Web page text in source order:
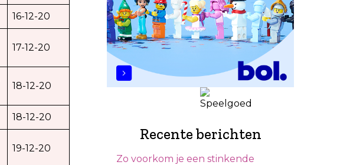
16-12-20
17-12-20
18-12-20
18-12-20
19-12-20
Recente berichten
Zo voorkom je een stinkende